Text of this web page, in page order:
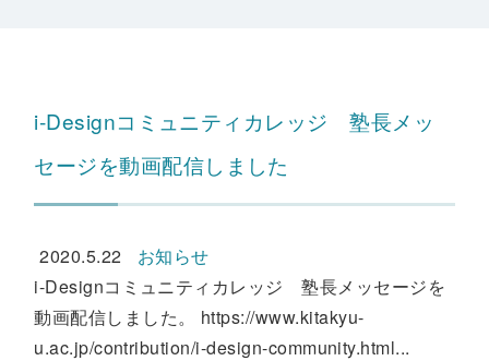
i-Designコミュニティカレッジ 塾長メッ
セージを動画配信しました
2020.5.22
お知らせ
i-Designコミュニティカレッジ 塾長メッセージを
動画配信しました。 https://www.kitakyu-
u.ac.jp/contribution/i-design-community.html...